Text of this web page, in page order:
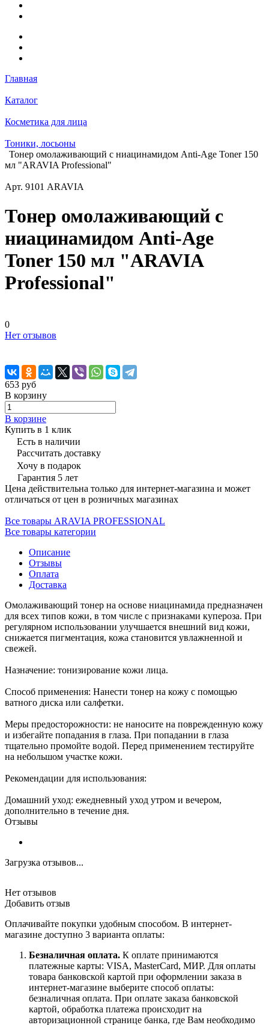
Главная
Каталог
Косметика для лица
Тоники, лосьоны
Тонер омолаживающий с ниацинамидом Anti-Age Toner 150
мл "ARAVIA Professional"
Арт. 9101 ARAVIA
Тонер омолаживающий с
ниацинамидом Anti-Age
Toner 150 мл "ARAVIA
Professional"
0
Нет отзывов
653 руб
В корзину
В корзине
Купить в 1 клик
Есть в наличии
Рассчитать доставку
Хочу в подарок
Гарантия 5 лет
Цена действительна только для интернет-магазина и может
отличаться от цен в розничных магазинах
Все товары ARAVIA PROFESSIONAL
Все товары категории
Описание
Отзывы
Оплата
Доставка
Омолаживающий тонер на основе ниацинамида предназначен
для всех типов кожи, в том числе с признаками купероза. При
регулярном использовании улучшается внешний вид кожи,
снижается пигментация, кожа становится увлажненной и
свежей.
Назначение: тонизирование кожи лица.
Способ применения: Нанести тонер на кожу с помощью
ватного диска или салфетки.
Меры предосторожности: не наносите на поврежденную кожу
и избегайте попадания в глаза. При попадании в глаза
тщательно промойте водой. Перед применением тестируйте
на небольшом участке кожи.
Рекомендации для использования:
Домашний уход: ежедневный уход утром и вечером,
дополнительно в течение дня.
Отзывы
Загрузка отзывов...
Нет отзывов
Добавить отзыв
Оплачивайте покупки удобным способом. В интернет-
магазине доступно 3 варианта оплаты:
Безналичная оплата. К оплате принимаются
платежные карты: VISA, MasterCard, МИР. Для оплаты
товара банковской картой при оформлении заказа в
интернет-магазине выберите способ оплаты:
безналичная оплата. При оплате заказа банковской
картой, обработка платежа происходит на
авторизационной странице банка, где Вам необходимо